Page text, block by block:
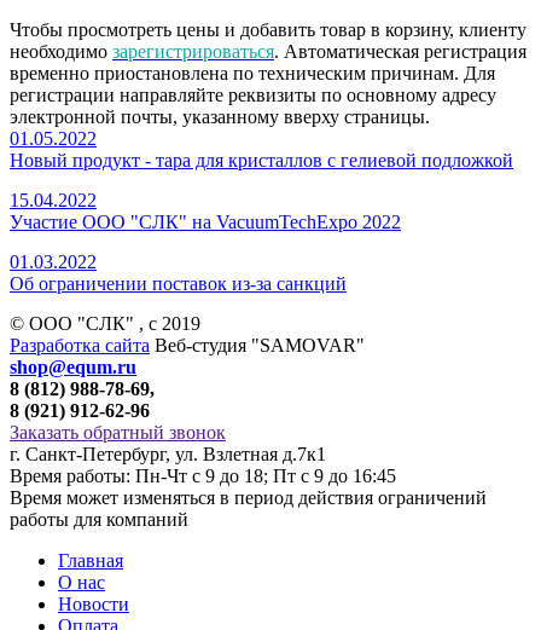
Чтобы просмотреть цены и добавить товар в корзину, клиенту
необходимо зарегистрироваться. Автоматическая регистрация
временно приостановлена по техническим причинам. Для
регистрации направляйте реквизиты по основному адресу
электронной почты, указанному вверху страницы.
01.05.2022
Новый продукт - тара для кристаллов с гелиевой подложкой
15.04.2022
Участие ООО "СЛК" на VacuumTechExpo 2022
01.03.2022
Об ограничении поставок из-за санкций
© ООО "СЛК" , c 2019
Разработка сайта Веб-студия "SAMOVAR"
shop@equm.ru
8 (812) 988-78-69,
8 (921) 912-62-96
Заказать обратный звонок
г. Санкт-Петербург, ул. Взлетная д.7к1
Время работы: Пн-Чт с 9 до 18; Пт с 9 до 16:45
Время может изменяться в период действия ограничений
работы для компаний
Главная
О нас
Новости